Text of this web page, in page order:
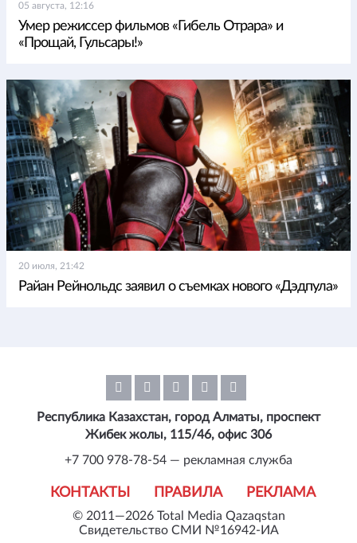
05 августа, 12:16
Умер режиссер фильмов «Гибель Отрара» и
«Прощай, Гульсары!»
20 июля, 21:42
Райан Рейнольдс заявил о съемках нового «Дэдпула»
© 2011—2026 Total Media Qazaqstan
Свидетельство СМИ №16942-ИА
КОНТАКТЫ ПРАВИЛА РЕКЛАМА
Республика Казахстан, город Алматы, проспект
Жибек жолы, 115/46, офис 306
+7 700 978-78-54 — рекламная служба